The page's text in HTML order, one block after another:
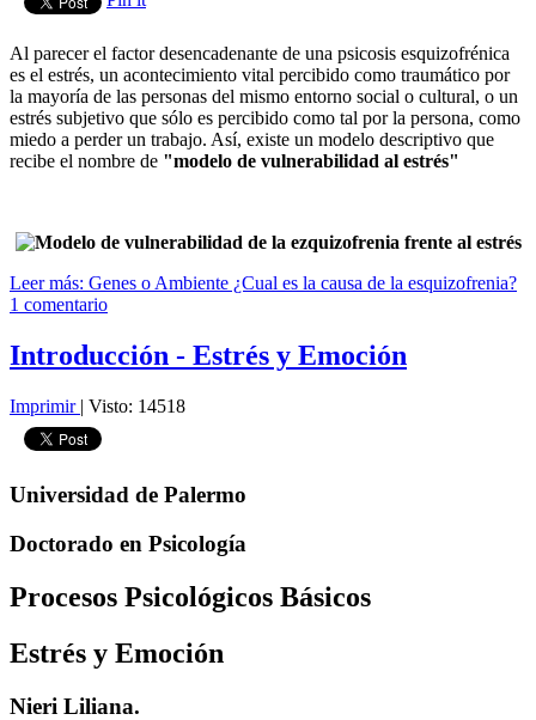
Al parecer el factor desencadenante de una psicosis esquizofrénica
es el estrés, un acontecimiento vital percibido como traumático por
la mayoría de las personas del mismo entorno social o cultural, o un
estrés subjetivo que sólo es percibido como tal por la persona, como
miedo a perder un trabajo. Así, existe un modelo descriptivo que
recibe el nombre de "modelo de vulnerabilidad al estrés"
Leer más: Genes o Ambiente ¿Cual es la causa de la esquizofrenia?
1 comentario
Introducción - Estrés y Emoción
Imprimir | Visto: 14518
Universidad de Palermo
Doctorado en Psicología
Procesos Psicológicos Básicos
Estrés y Emoción
Nieri Liliana.